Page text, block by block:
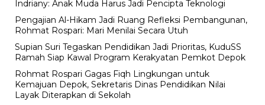
Indriany: Anak Muda Harus Jadi Pencipta Teknologi
Pengajian Al-Hikam Jadi Ruang Refleksi Pembangunan,
Rohmat Rospari: Mari Menilai Secara Utuh
Supian Suri Tegaskan Pendidikan Jadi Prioritas, KuduSS
Ramah Siap Kawal Program Kerakyatan Pemkot Depok
Rohmat Rospari Gagas Fiqh Lingkungan untuk
Kemajuan Depok, Sekretaris Dinas Pendidikan Nilai
Layak Diterapkan di Sekolah